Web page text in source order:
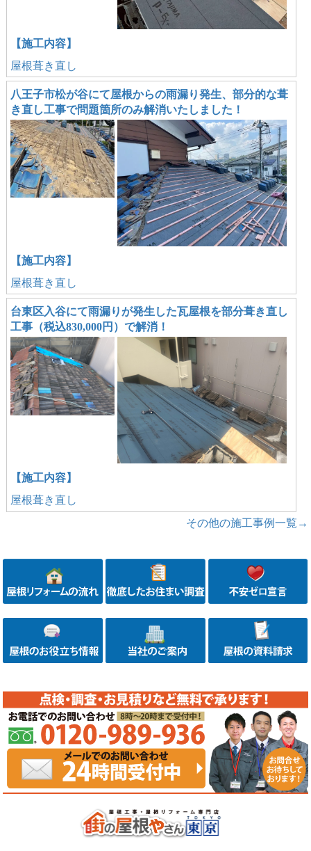
【施工内容】
屋根葺き直し
八王子市松が谷にて屋根からの雨漏り発生、部分的な葺
き直し工事で問題箇所のみ解消いたしました！
【施工内容】
屋根葺き直し
台東区入谷にて雨漏りが発生した瓦屋根を部分葺き直し
工事（税込830,000円）で解消！
【施工内容】
屋根葺き直し
その他の施工事例一覧→